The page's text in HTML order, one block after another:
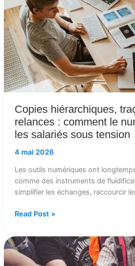
Copies hiérarchiques,
relances : comment le
les salariés sous tension
4 mai 2026
Les outils numériques ont
comme des instruments de
simplifier les échanges, raccourcir
comment
numérique
met
les
salariés
sous
tension
Read Post »
Les
collectifs
de